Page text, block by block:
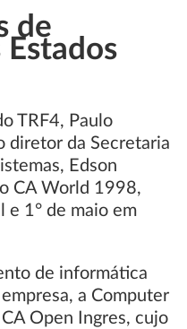
de
TRF4, Paulo
diretor da Secretaria
Edson
CA World 1998,
e 1° de maio em
de informática
a Computer
Open Ingres, cujo